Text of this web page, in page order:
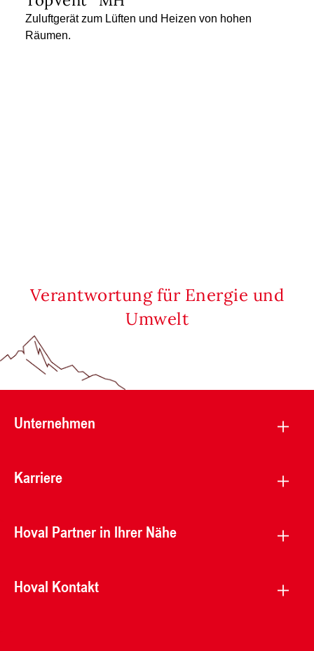
Zuluftgerät zum Lüften und Heizen von hohen
Räumen.
Verantwortung für Energie und
Umwelt
Unternehmen
Karriere
Hoval Partner in Ihrer Nähe
Hoval Kontakt